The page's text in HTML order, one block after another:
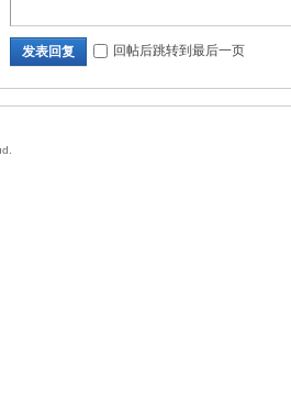
发表回复 回帖后跳转到最后一页